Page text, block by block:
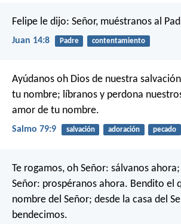
Felipe le dijo: Señor, muéstranos al
Juan 14:8 Padre contentamiento
Ayúdanos oh Dios de nuestra
tu nombre; líbranos y perdona
amor de tu nombre.
Salmo 79:9 salvación adoración pecado
Te rogamos, oh Señor: sálvanos ahora;
Señor: prospéranos ahora. Bendito el
nombre del Señor; desde la casa del
bendecimos.